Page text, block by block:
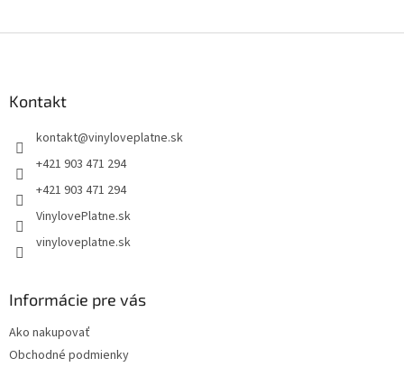
Kontakt
kontakt@vinyloveplatne.sk
+421 903 471 294
+421 903 471 294
VinylovePlatne.sk
vinyloveplatne.sk
Informácie pre vás
Ako nakupovať
Obchodné podmienky